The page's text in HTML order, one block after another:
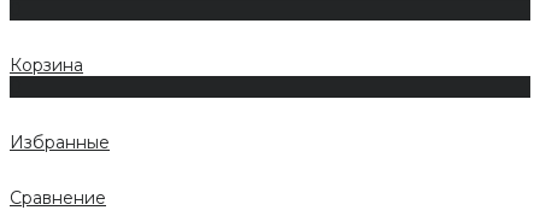
Корзина
Избранные
Сравнение